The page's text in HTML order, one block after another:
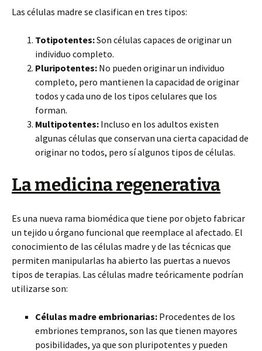
Las células madre se clasifican en tres tipos:
Totipotentes:Son células capaces de originar un
individuo completo.
Pluripotentes: No pueden originar un individuo
completo, pero mantienen la capacidad de originar
todos y cada uno de los tipos celulares que los
forman.
Multipotentes: Incluso en los adultos existen
algunas células que conservan una cierta capacidad de
originar no todos, pero sí algunos tipos de células.
La medicina regenerativa
Es una nueva rama biomédica que tiene por objeto fabricar
un tejido u órgano funcional que reemplace al afectado. El
conocimiento de las células madre y de las técnicas que
permiten manipularlas ha abierto las puertas a nuevos
tipos de terapias. Las células madre teóricamente podrían
utilizarse son:
Células madre embrionarias: Procedentes de los
embriones tempranos, son las que tienen mayores
posibilidades, ya que son pluripotentes y pueden